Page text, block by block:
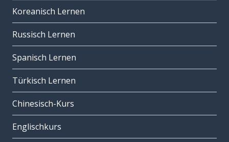
Koreanisch Lernen
Russisch Lernen
Spanisch Lernen
Türkisch Lernen
Chinesisch-Kurs
Englischkurs